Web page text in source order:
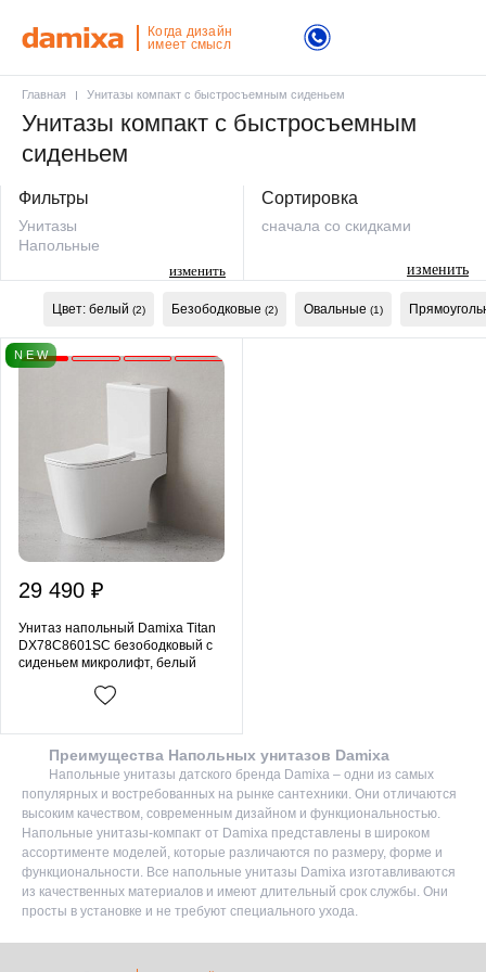
Когда дизайн
имеет смысл
Главная Унитазы компакт с быстросъемным сиденьем
Унитазы компакт с быстросъемным
сиденьем
Фильтры
Унитазы
Напольные
изменить
Сортировка
сначала со скидками
изменить
Цвет: белый (2) Безободковые (2) Овальные (1)
N E W
29 490 ₽
Унитаз напольный Damixa Titan
DX78C8601SC безободковый с
сиденьем микролифт, белый
Преимущества Напольных унитазов Damixa
Напольные унитазы датского бренда Damixa – одни из самых
популярных и востребованных на рынке сантехники. Они отличаются
высоким качеством, современным дизайном и функциональностью.
Напольные унитазы-компакт от Damixa представлены в широком
ассортименте моделей, которые различаются по размеру, форме и
функциональности. Все напольные унитазы Damixa изготавливаются
из качественных материалов и имеют длительный срок службы. Они
просты в установке и не требуют специального ухода.